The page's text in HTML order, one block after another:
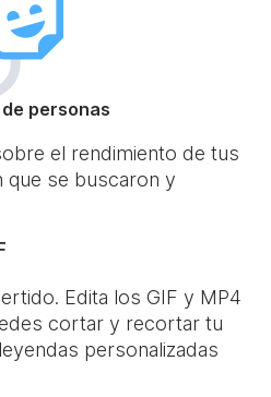
personas
el rendimiento de tus
que se buscaron y
Edita los GIF y MP4
cortar y recortar tu
personalizadas